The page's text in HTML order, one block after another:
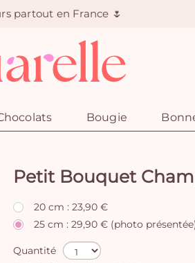
partout en France 🌷
Bougie
Petit Bouquet
20 cm : 23,90 €
25 cm : 29,90 € (photo
Quantité